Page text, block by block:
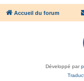
Accueil du forum
Développé par